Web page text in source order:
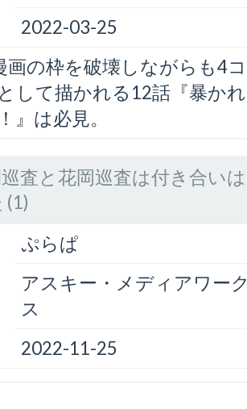
2022-03-25
画の枠を破壊しながらも4コ
して描かれる12話『暴かれ
』は必見。
査と花岡巡査は付き合いは
(1)
ぷらぱ
アスキー・メディアワーク
ス
2022-11-25